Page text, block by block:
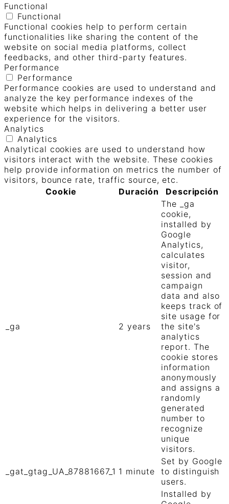
Functional
Functional
Functional cookies help to perform certain
functionalities like sharing the content of the
website on social media platforms, collect
feedbacks, and other third-party features.
Performance
Performance
Performance cookies are used to understand and
analyze the key performance indexes of the
website which helps in delivering a better user
experience for the visitors.
Analytics
Analytics
Analytical cookies are used to understand how
visitors interact with the website. These cookies
help provide information on metrics the number of
visitors, bounce rate, traffic source, etc.
Cookie
Duración Descripción
_ga 2 years
The _ga
cookie,
installed by
Google
Analytics,
calculates
visitor,
session and
campaign
data and also
keeps track of
site usage for
the site's
analytics
report. The
cookie stores
information
anonymously
and assigns a
randomly
generated
number to
recognize
unique
visitors.
_gat_gtag_UA_87881667_1 1 minute
Set by Google
to distinguish
users.
Installed by